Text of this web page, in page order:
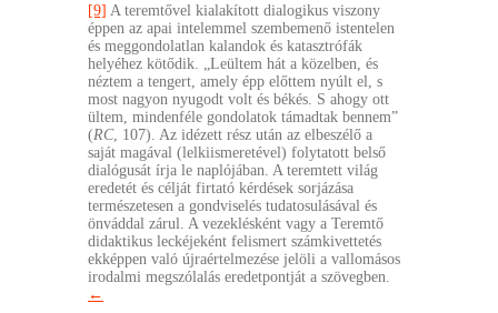
[9] A teremtővel kialakított dialogikus viszony
éppen az apai intelemmel szembemenő istentelen
és meggondolatlan kalandok és katasztrófák
helyéhez kötődik. „Leültem hát a közelben, és
néztem a tengert, amely épp előttem nyúlt el, s
most nagyon nyugodt volt és békés. S ahogy ott
ültem, mindenféle gondolatok támadtak bennem”
(RC, 107). Az idézett rész után az elbeszélő a
saját magával (lelkiismeretével) folytatott belső
dialógusát írja le naplójában. A teremtett világ
eredetét és célját firtató kérdések sorjázása
természetesen a gondviselés tudatosulásával és
önváddal zárul. A vezeklésként vagy a Teremtő
didaktikus leckéjeként felismert számkivettetés
ekképpen való újraértelmezése jelöli a vallomásos
irodalmi megszólalás eredetpontját a szövegben.
←